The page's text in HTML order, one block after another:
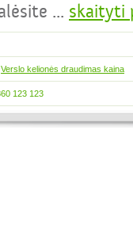
... skaityti
Verslo kelionės draudimas kaina
123 123